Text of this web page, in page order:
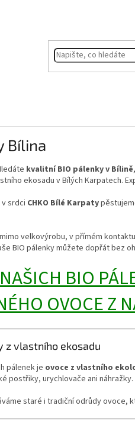
Bílina
kvalitní BIO pálenky v Bílině
ekosadu v Bílých Karpatech.
srdci CHKO Bílé Karpaty
velkovýrobu, v přímém
BIO pálenky můžete dopřát bez
BIO
OVOCE Z
z vlastního ekosadu
pálenek je ovoce z vlastního
postřiky, urychlovače ani
staré i tradiční odrůdy ovoce,